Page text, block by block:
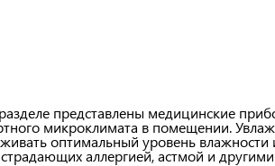
представлены медицинские
микроклимата в помещении.
оптимальный уровень влажности
аллергией, астмой и